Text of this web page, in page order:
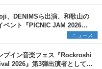
、DENIMSら出演、和歌山の
ベント『PICNIC JAM 2026』
ニュース
プイン音楽フェス『Rockroshi
2026』第3弾出演者として